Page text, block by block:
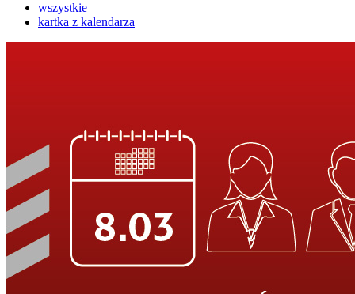
wszystkie
kartka z kalendarza